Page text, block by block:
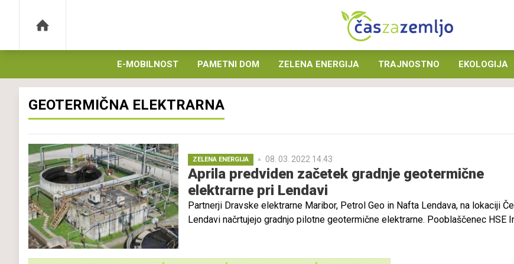
E-MOBILNOST PAMETNI DOM ZELENA ENERGIJA TRAJNOSTNO EKOLOGIJA
GEOTERMIČNA ELEKTRARNA
ZELENA ENERGIJA 08. 03. 2022 14.43
Aprila predviden začetek gradnje geotermične
elektrarne pri Lendavi
Partnerji Dravske elektrarne Maribor, Petrol Geo in Nafta Lendava, na lokaciji
Lendavi načrtujejo gradnjo pilotne geotermične elektrarne. Pooblaščenec HSE